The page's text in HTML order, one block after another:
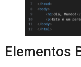
Elementos